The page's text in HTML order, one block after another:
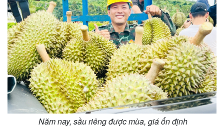
Thế giới
Quan sát
Cuộc sống đó đây
Hồ sơ
Multimedia
Video
Ảnh
E-Magazine
Infographic
Năm nay, sầu riêng được mùa, giá ổn định